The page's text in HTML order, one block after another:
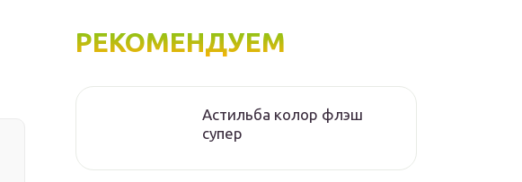
РЕКОМЕНДУЕМ
Астильба колор флэш
супер